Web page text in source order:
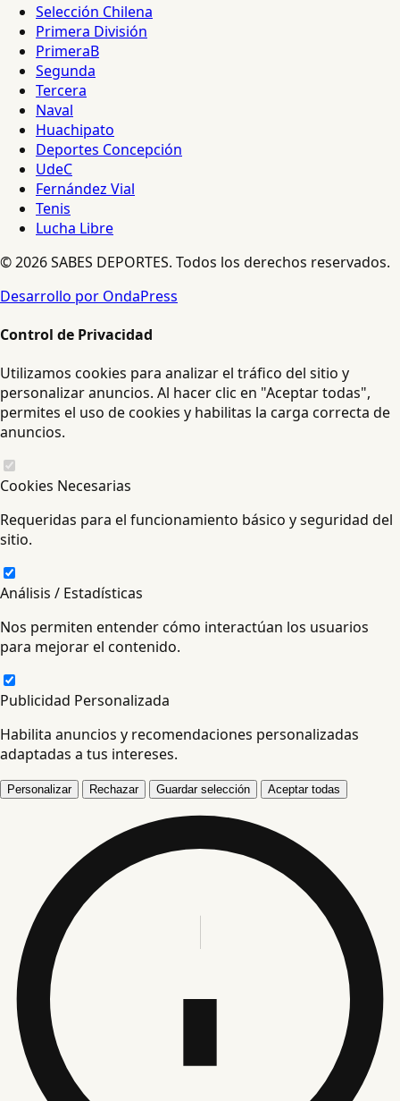
Selección Chilena
Primera División
PrimeraB
Segunda
Tercera
Naval
Huachipato
Deportes Concepción
UdeC
Fernández Vial
Tenis
Lucha Libre
© 2026 SABES DEPORTES. Todos los derechos reservados.
Desarrollo por OndaPress
Control de Privacidad
Utilizamos cookies para analizar el tráfico del sitio y
personalizar anuncios. Al hacer clic en "Aceptar todas",
permites el uso de cookies y habilitas la carga correcta de
anuncios.
Cookies Necesarias
Requeridas para el funcionamiento básico y seguridad del
sitio.
Análisis / Estadísticas
Nos permiten entender cómo interactúan los usuarios
para mejorar el contenido.
Publicidad Personalizada
Habilita anuncios y recomendaciones personalizadas
adaptadas a tus intereses.
Personalizar Rechazar Guardar selección Aceptar todas